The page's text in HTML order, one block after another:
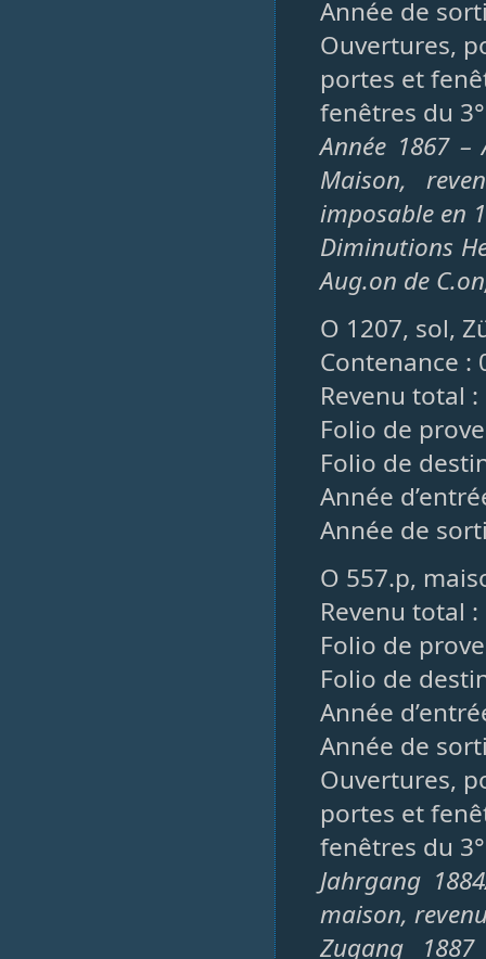
Année de
Ouvertures,
portes et
fenêtres du
Année 1867 –
Maison,
imposable en
Diminutions
Aug.on de
O 1207, sol,
Contenance :
Revenu total :
Folio de
Folio de
Année
Année de
O 557.p,
Revenu total
Folio de
Folio de
Année
Année de
Ouvertures,
portes et
fenêtres du
Jahrgang
maison,
Zugang